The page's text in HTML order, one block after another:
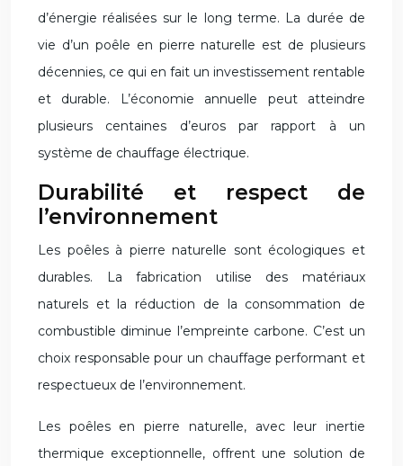
d’énergie réalisées sur le long terme. La durée de
vie d’un poêle en pierre naturelle est de plusieurs
décennies, ce qui en fait un investissement rentable
et durable. L’économie annuelle peut atteindre
plusieurs centaines d’euros par rapport à un
système de chauffage électrique.
Durabilité et respect de
l’environnement
Les poêles à pierre naturelle sont écologiques et
durables. La fabrication utilise des matériaux
naturels et la réduction de la consommation de
combustible diminue l’empreinte carbone. C’est un
choix responsable pour un chauffage performant et
respectueux de l’environnement.
Les poêles en pierre naturelle, avec leur inertie
thermique exceptionnelle, offrent une solution de